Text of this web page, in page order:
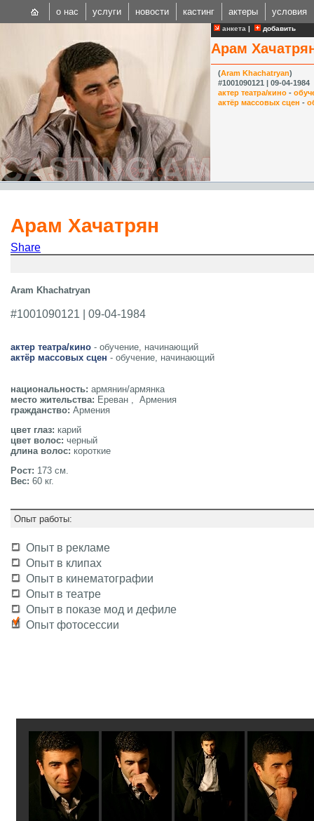
анкета | добавить
Арам
(Aram Khachatryan)
#1001090121 | 09-04-1984
актер театра/кино -
актёр массовых сцен -
Арам Хачатрян
Share
Aram Khachatryan
#1001090121 | 09-04-1984
актер театра/кино - обучение, начинающий
актёр массовых сцен - обучение, начинающий
национальность: армянин/армянка
место жительства: Ереван , Армения
гражданство: Армения
цвет глаз: карий
цвет волос: черный
длина волос: короткие
Рост: 173 см.
Вес: 60 кг.
Опыт работы:
Опыт в рекламе
Опыт в клипах
Опыт в кинематографии
Опыт в театре
Опыт в показе мод и дефиле
Опыт фотосессии
о нас услуги новости кастинг актеры условия